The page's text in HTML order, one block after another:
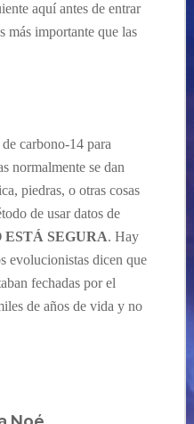
aquí antes de entrar
más importante que las
carbono-14para
normalmente se dan
piedras, o otras cosas
de usar datos de
ESTÁ SEGURA. Hay
evolucionistas dicen que
fechadas por el
de años de vida y no